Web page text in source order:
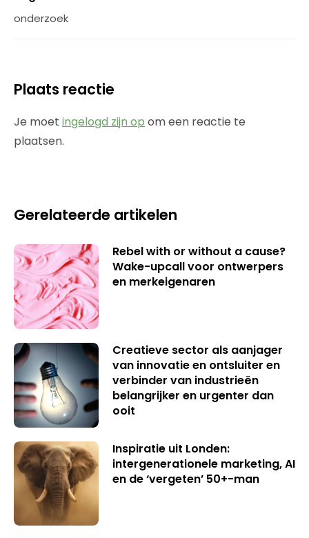
onderzoek
Plaats reactie
Je moet ingelogd zijn op om een reactie te
plaatsen.
Gerelateerde artikelen
Rebel with or without a cause?
Wake-upcall voor ontwerpers
en merkeigenaren
Creatieve sector als aanjager
van innovatie en ontsluiter en
verbinder van industrieën
belangrijker en urgenter dan
ooit
Inspiratie uit Londen:
intergenerationele marketing, AI
en de ‘vergeten’ 50+-man